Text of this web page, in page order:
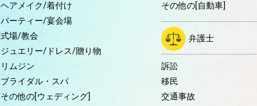
ヘアメイク/着付け
パーティー/宴会場
式場/教会
ジュエリー/ドレス/贈り物
リムジン
ブライダル・スパ
その他の[ウェディング]
その他の[自動車]
弁護士
訴訟
移民
交通事故